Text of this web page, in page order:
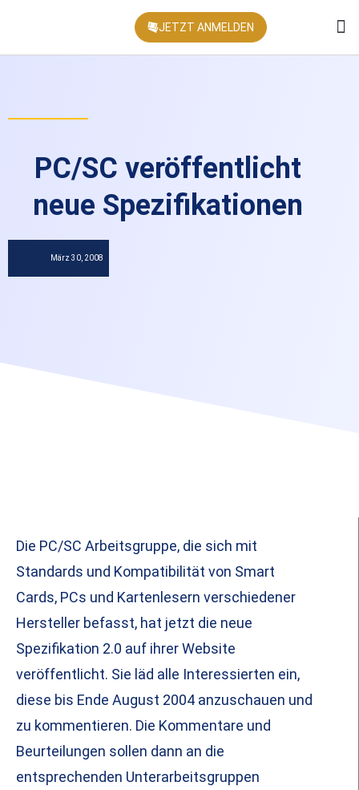
JETZT ANMELDEN
PC/SC veröffentlicht
neue Spezifikationen
März 30, 2008
Die PC/SC Arbeitsgruppe, die sich mit
Standards und Kompatibilität von Smart
Cards, PCs und Kartenlesern verschiedener
Hersteller befasst, hat jetzt die neue
Spezifikation 2.0 auf ihrer Website
veröffentlicht. Sie läd alle Interessierten ein,
diese bis Ende August 2004 anzuschauen und
zu kommentieren. Die Kommentare und
Beurteilungen sollen dann an die
entsprechenden Unterarbeitsgruppen